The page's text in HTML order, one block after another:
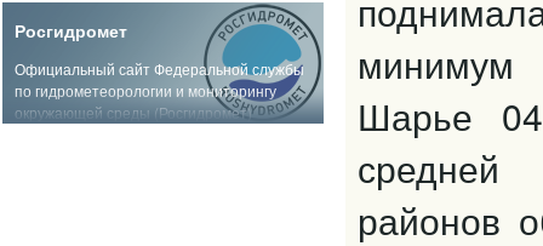
минимум
Шарье
районов
Росгидромет
Официальный сайт Федеральной службы
по гидрометеорологии и мониторингу
окружающей среды (Росгидромет)